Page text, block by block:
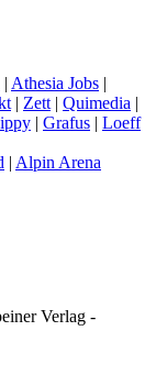
| Athesia Jobs |
| Zett | Quimedia |
| Grafus | Loeff
| Alpin Arena
Verlag -